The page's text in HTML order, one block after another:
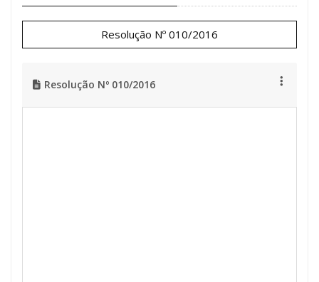
Resolução Nº 010/2016
Resolução Nº 010/2016